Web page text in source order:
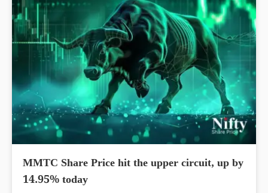
MMTC Share Price hit the upper circuit, up by
14.95% today